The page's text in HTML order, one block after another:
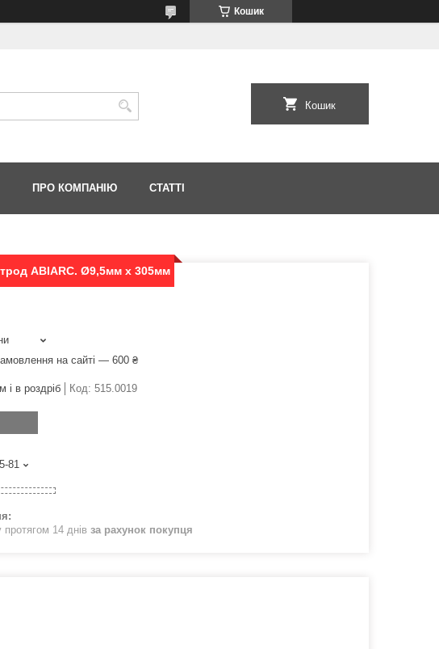
Кошик
Кошик
ПРО КОМПАНІЮ СТАТТІ
ABIARC. Ø9,5мм х 305мм
на сайті — 600 ₴
і в роздріб Код: 515.0019
81
14 днів за рахунок покупця